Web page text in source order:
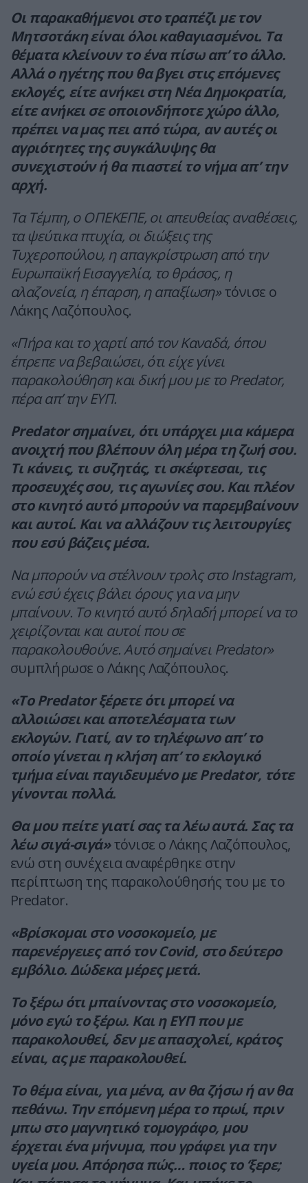
Οι παρακαθήμενοι στο τραπέζι με τον
Μητσοτάκη είναι όλοι καθαγιασμένοι. Τα
θέματα κλείνουν το ένα πίσω απ’ το άλλο.
Αλλά ο ηγέτης που θα βγει στις επόμενες
εκλογές, είτε ανήκει στη Νέα Δημοκρατία,
είτε ανήκει σε οποιονδήποτε χώρο άλλο,
πρέπει να μας πει από τώρα, αν αυτές οι
αγριότητες της συγκάλυψης θα
συνεχιστούν ή θα πιαστεί το νήμα απ’ την
αρχή.
Τα Τέμπη, ο ΟΠΕΚΕΠΕ, οι απευθείας αναθέσεις,
τα ψεύτικα πτυχία, οι διώξεις της
Τυχεροπούλου, η απαγκρίστρωση από την
Ευρωπαϊκή Εισαγγελία, το θράσος, η
αλαζονεία, η έπαρση, η απαξίωση»τόνισε ο
Λάκης Λαζόπουλος.
«Πήρα και το χαρτί από τον Καναδά, όπου
έπρεπε να βεβαιώσει, ότι είχε γίνει
παρακολούθηση και δική μου με το Predator,
πέρα απ’ την ΕΥΠ.
Predator σημαίνει, ότι υπάρχει μια κάμερα
ανοιχτή που βλέπουν όλη μέρα τη ζωή σου.
Τι κάνεις, τι συζητάς, τι σκέφτεσαι, τις
προσευχές σου, τις αγωνίες σου. Και πλέον
στο κινητό αυτό μπορούν να παρεμβαίνουν
και αυτοί. Και να αλλάζουν τις λειτουργίες
που εσύ βάζεις μέσα.
Να μπορούν να στέλνουν τρολς στο Instagram,
ενώ εσύ έχεις βάλει όρους για να μην
μπαίνουν. Το κινητό αυτό δηλαδή μπορεί να το
χειρίζονται και αυτοί που σε
παρακολουθούνε. Αυτό σημαίνει Predator»
συμπλήρωσε ο Λάκης Λαζόπουλος.
«Το Predator ξέρετε ότι μπορεί να
αλλοιώσει και αποτελέσματα των
εκλογών. Γιατί, αν το τηλέφωνο απ’ το
οποίο γίνεται η κλήση απ’ το εκλογικό
τμήμα είναι παγιδευμένο με Predator, τότε
γίνονται πολλά.
Θα μου πείτε γιατί σας τα λέω αυτά. Σας τα
λέω σιγά-σιγά»τόνισε ο Λάκης Λαζόπουλος,
ενώ στη συνέχεια αναφέρθηκε στην
περίπτωση της παρακολούθησής του με το
Predator.
«Βρίσκομαι στο νοσοκομείο, με
παρενέργειες από τον Covid, στο δεύτερο
εμβόλιο. Δώδεκα μέρες μετά.
Το ξέρω ότι μπαίνοντας στο νοσοκομείο,
μόνο εγώ το ξέρω. Και η ΕΥΠ που με
παρακολουθεί, δεν με απασχολεί, κράτος
είναι, ας με παρακολουθεί.
Το θέμα είναι, για μένα, αν θα ζήσω ή αν θα
πεθάνω. Την επόμενη μέρα το πρωί, πριν
μπω στο μαγνητικό τομογράφο, μου
έρχεται ένα μήνυμα, που γράφει για την
υγεία μου. Απόρησα πώς… ποιος το ‘ξερε;